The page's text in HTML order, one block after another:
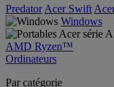
Predator Acer Swift
Windows
AMD Ryzen™
Ordinateurs
Par catégorie